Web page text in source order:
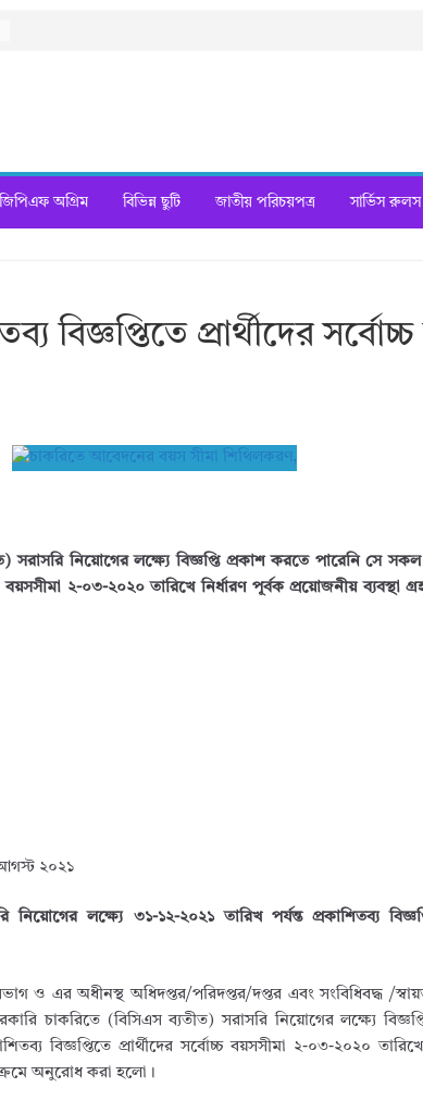
জিপিএফ অগ্রিম বিভিন্ন ছুটি জাতীয় পরিচয়পত্র সার্ভিস রুলস
বিজ্ঞপ্তিতে প্রার্থীদের
সরাসরি নিয়োগের লক্ষ্যে বিজ্ঞপ্তি প্রকাশ করতে পারেনি সে
বয়সসীমা ২-০৩-২০২০ তারিখে নির্ধারণ পূর্বক প্রয়োজনীয় ব্যবস্থা
২০২১
লক্ষ্যে ৩১-১২-২০২১ তারিখ পর্যন্ত প্রকাশিতব্য
ও এর অধীনস্থ অধিদপ্তর/পরিদপ্তর/দপ্তর এবং সংবিধিবদ্ধ /
চাকরিতে (বিসিএস ব্যতীত) সরাসরি নিয়োগের লক্ষ্যে
বিজ্ঞপ্তিতে প্রার্থীদের সর্বোচ্চ বয়সসীমা ২-০৩-২০২০
অনুরোধ করা হলো।